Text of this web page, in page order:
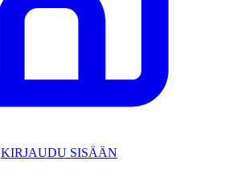
KIRJAUDU SISÄÄN